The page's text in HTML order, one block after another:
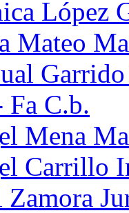
López
Mateo
C.b.
Mena
Carrillo
Zamora